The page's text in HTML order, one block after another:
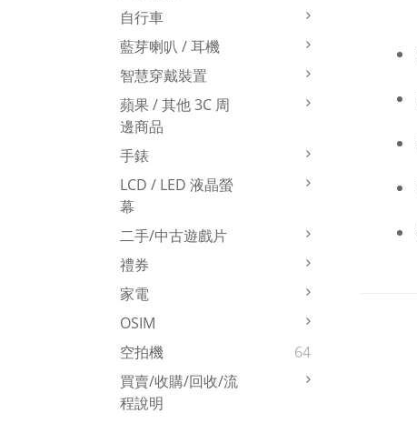
自行車
藍芽喇叭 / 耳機
智慧穿戴裝置
蘋果 / 其他 3C 周
邊商品
手錶
LCD / LED 液晶螢
幕
二手/中古遊戲片
禮券
家電
OSIM
空拍機
64
買賣/收購/回收/流
程說明